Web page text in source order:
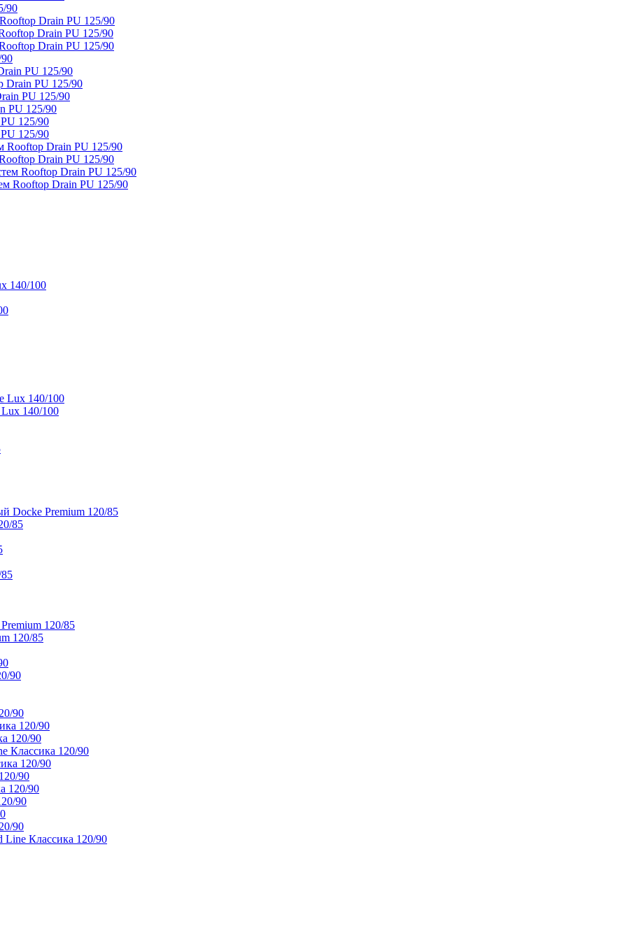
90
Drain PU 125/90
Drain PU 125/90
Drain PU 125/90
PU 125/90
Drain PU 125/90
PU 125/90
PU 125/90
125/90
125/90
Rooftop Drain PU 125/90
Drain PU 125/90
Rooftop Drain PU 125/90
Rooftop Drain PU 125/90
140/100
Lux 140/100
140/100
Docke Premium 120/85
85
120/85
120/85
90
90
120/90
120/90
Классика 120/90
120/90
90
120/90
90
90
Line Классика 120/90